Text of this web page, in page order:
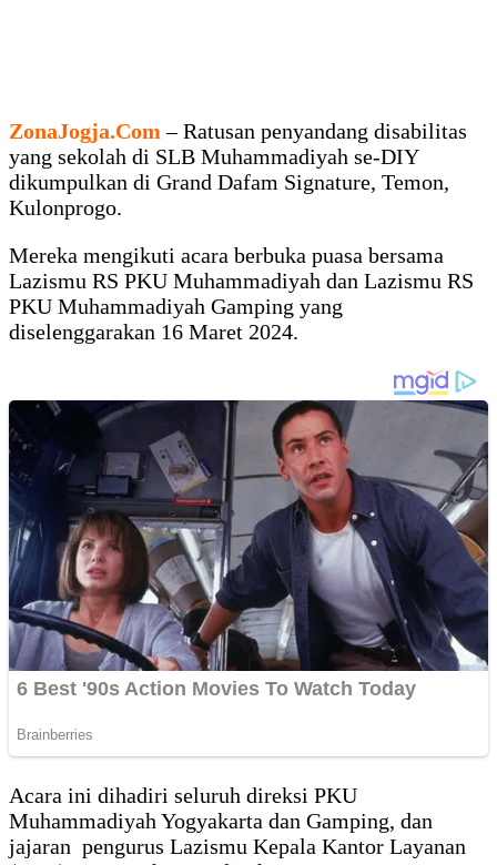
ZonaJogja.Com – Ratusan penyandang disabilitas
yang sekolah di SLB Muhammadiyah se-DIY
dikumpulkan di Grand Dafam Signature, Temon,
Kulonprogo.
Mereka mengikuti acara berbuka puasa bersama
Lazismu RS PKU Muhammadiyah dan Lazismu RS
PKU Muhammadiyah Gamping yang
diselenggarakan 16 Maret 2024.
Acara ini dihadiri seluruh direksi PKU
Muhammadiyah Yogyakarta dan Gamping, dan
jajaran pengurus Lazismu Kepala Kantor Layanan